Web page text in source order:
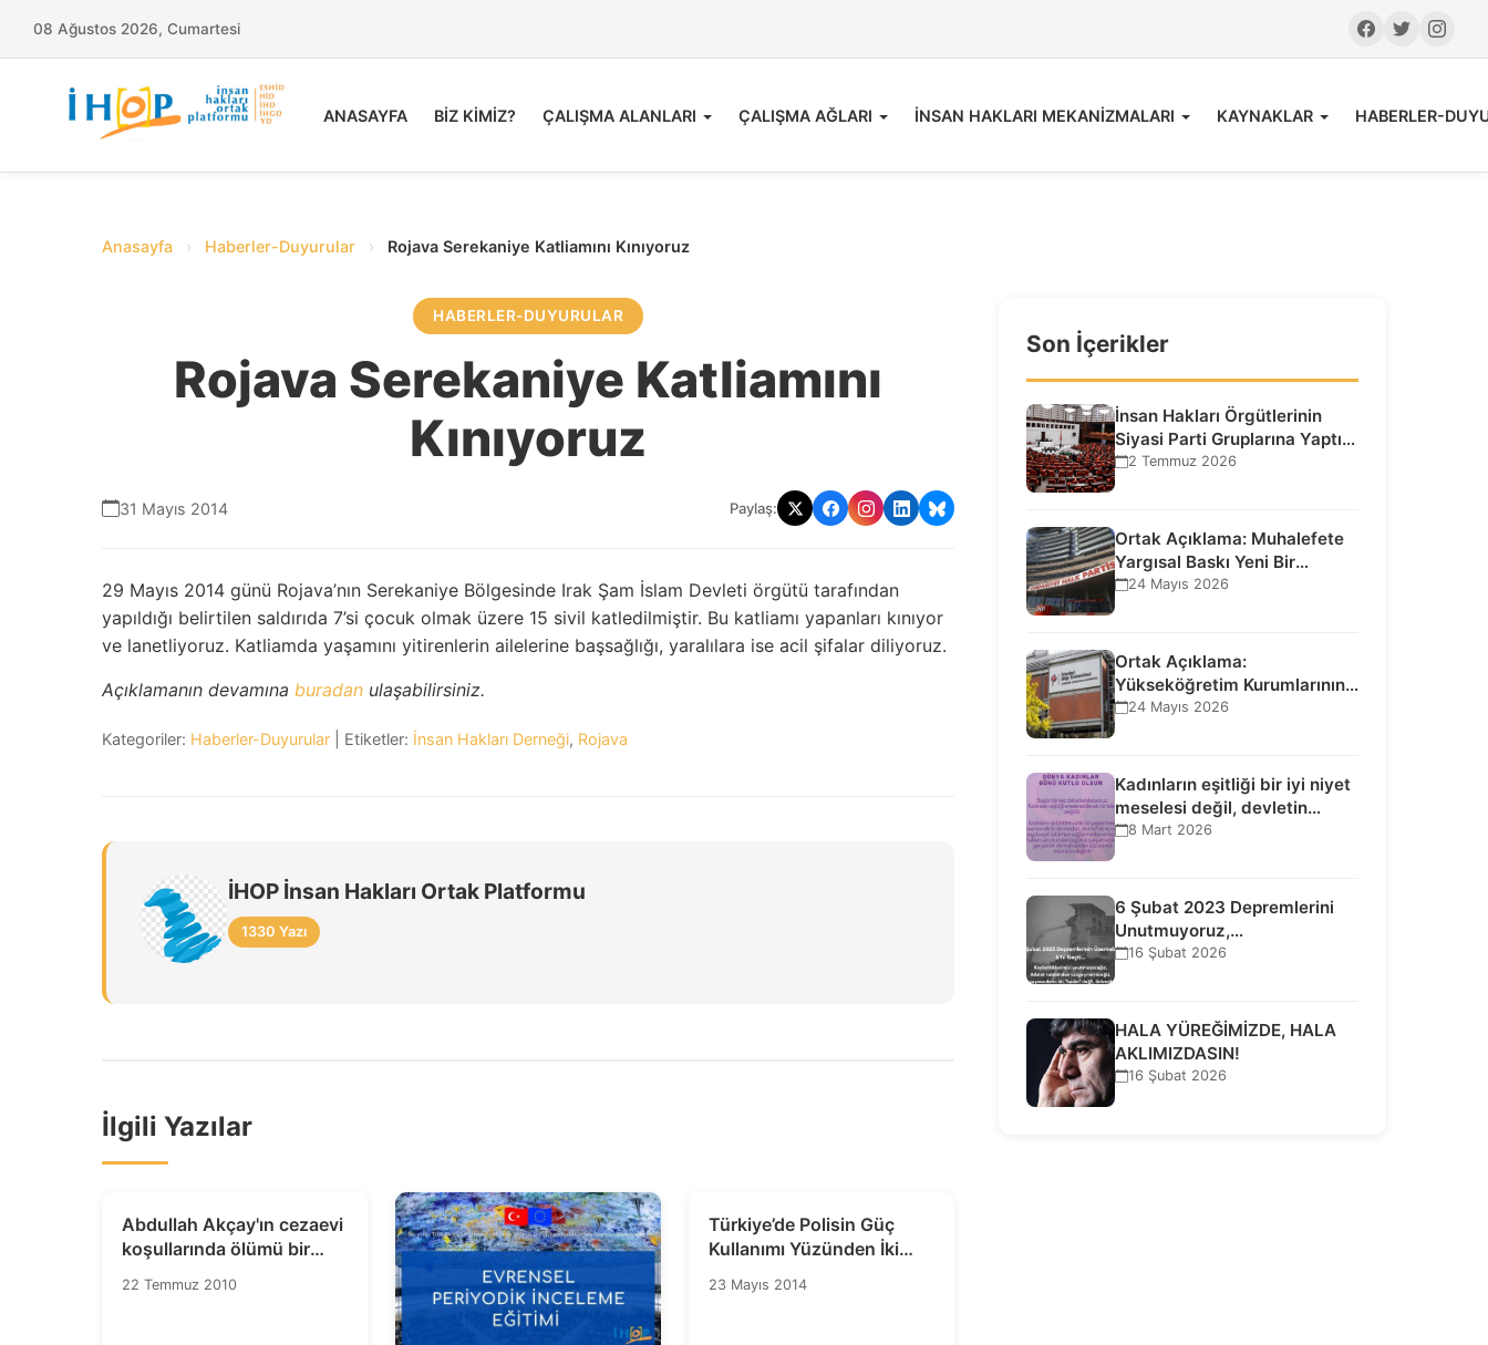
08 Ağustos 2026, Cumartesi
ANASAYFA BİZ KİMİZ? ÇALIŞMA ALANLARI ÇALIŞMA AĞLARI İNSAN HAKLARI MEKANİZMALARI KAYNAKLAR HABERLER-
Anasayfa › Haberler-Duyurular › Rojava Serekaniye Katliamını Kınıyoruz
HABERLER-DUYURULAR
Rojava Serekaniye Katliamını
Kınıyoruz
31 Mayıs 2014 Paylaş:
29 Mayıs 2014 günü Rojava’nın Serekaniye Bölgesinde Irak Şam İslam Devleti örgütü tarafından
yapıldığı belirtilen saldırıda 7’si çocuk olmak üzere 15 sivil katledilmiştir. Bu katliamı yapanları kınıyor
ve lanetliyoruz. Katliamda yaşamını yitirenlerin ailelerine başsağlığı, yaralılara ise acil şifalar diliyoruz.
Açıklamanın devamına buradan ulaşabilirsiniz.
Kategoriler: Haberler-Duyurular | Etiketler: İnsan Hakları Derneği, Rojava
İHOP İnsan Hakları Ortak Platformu
1330 Yazı
İlgili Yazılar
Abdullah Akçay'ın cezaevi
koşullarında ölümü bir
cinayettir
22 Temmuz 2010
Türkiye’de Polisin Güç
Kullanımı Yüzünden İki
Kişi Daha Öldü
23 Mayıs 2014
Son İçerikler
İnsan Hakları Örgütlerinin
Siyasi Parti Gruplarına Yaptığı
Ziyaretlere İlişkin
2 Temmuz 2026
Ortak Açıklama: Muhalefete
Yargısal Baskı Yeni Bir
Aşamaya Geçti: Seçilmiş…
24 Mayıs 2026
Ortak Açıklama:
Yükseköğretim Kurumlarının
Toplumsal İşlevi Kurucularının
24 Mayıs 2026
Kadınların eşitliği bir iyi niyet
meselesi değil, devletin
uluslararası insan…
8 Mart 2026
6 Şubat 2023 Depremlerini
Unutmuyoruz,
Vazgeçmiyoruz, Hesap
16 Şubat 2026
HALA YÜREĞİMİZDE, HALA
AKLIMIZDASIN!
16 Şubat 2026